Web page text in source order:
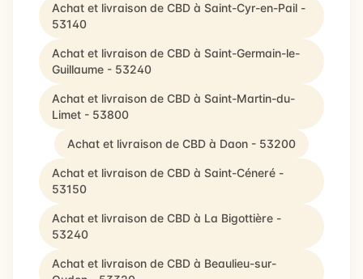
Achat et livraison de CBD à Saint-Cyr-en-Pail -
53140
Achat et livraison de CBD à Saint-Germain-le-
Guillaume - 53240
Achat et livraison de CBD à Saint-Martin-du-
Limet - 53800
Achat et livraison de CBD à Daon - 53200
Achat et livraison de CBD à Saint-Céneré -
53150
Achat et livraison de CBD à La Bigottière -
53240
Achat et livraison de CBD à Beaulieu-sur-